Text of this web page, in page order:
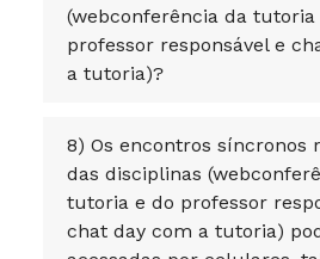
(webconferência da tutoria
professor responsável e
a tutoria)?
8) Os encontros síncronos
das disciplinas
tutoria e do professor
chat day com a tutoria)